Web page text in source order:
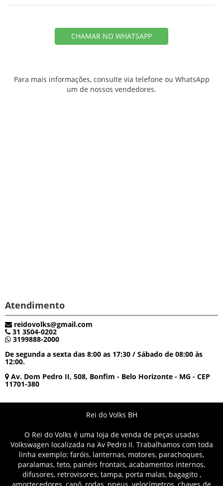
CHAMAR NO WHATSAPP
Para mais informações, consulte via telefone ou WhatsApp
um de nossos vendedores.
Atendimento
reidovolks@gmail.com
31 3504-0202
3199888-2000
De segunda a sexta das 8:00 as 17:30 / Sábado de 08:00 às
12:00.
Av. Dom Pedro II, 508, Bonfim - Belo Horizonte - MG - CEP
11701-380
Rei do Volks BH
O Rei do Volks é uma loja de venda de peças usadas
Volkswagen localizada na Av Pedro II. Trabalhamos com toda
linha exemplo: faróis, lanternas, motores, parachoques,
paralamas, teto, painéis frontais, acabamentos internos,
difusores, retrovisores, tampa, porta malas, bagagito ,